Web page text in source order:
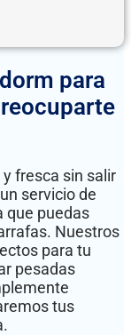
para
fresca sin salir
servicio de
que puedas
Nuestros
para tu
pesadas
tus